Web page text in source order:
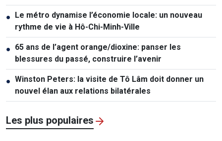
● Le métro dynamise l’économie locale: un nouveau
rythme de vie à Hô-Chi-Minh-Ville
● 65 ans de l’agent orange/dioxine: panser les
blessures du passé, construire l’avenir
● Winston Peters: la visite de Tô Lâm doit donner un
nouvel élan aux relations bilatérales
Les plus populaires